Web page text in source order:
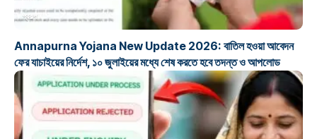
প্রকল্প
Annapurna Yojana New Update 2026: বাতিল হওয়া আবেদন
ফের যাচাইয়ের নির্দেশ, ১০ জুলাইয়ের মধ্যে শেষ করতে হবে তদন্ত ও আপলোড